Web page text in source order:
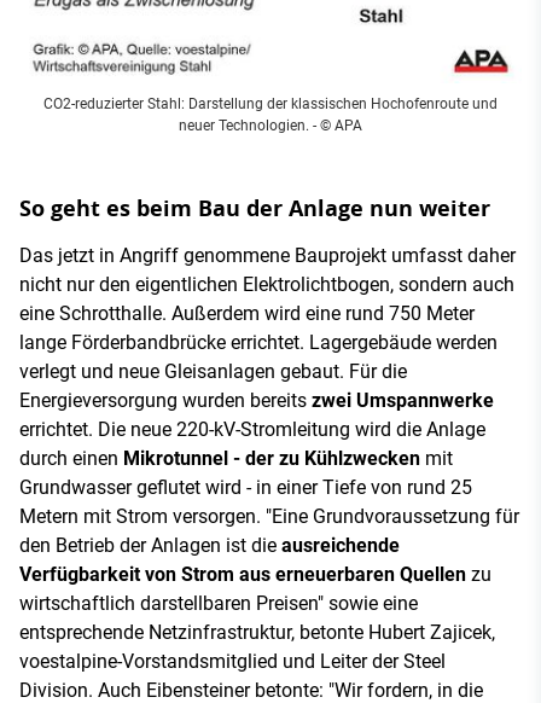
CO2-reduzierter Stahl: Darstellung der klassischen Hochofenroute und
neuer Technologien. - © APA
So geht es beim Bau der Anlage nun weiter
Das jetzt in Angriff genommene Bauprojekt umfasst daher
nicht nur den eigentlichen Elektrolichtbogen, sondern auch
eine Schrotthalle. Außerdem wird eine rund 750 Meter
lange Förderbandbrücke errichtet. Lagergebäude werden
verlegt und neue Gleisanlagen gebaut. Für die
Energieversorgung wurden bereits zwei Umspannwerke
errichtet. Die neue 220-kV-Stromleitung wird die Anlage
durch einen Mikrotunnel - der zu Kühlzwecken mit
Grundwasser geflutet wird - in einer Tiefe von rund 25
Metern mit Strom versorgen. "Eine Grundvoraussetzung für
den Betrieb der Anlagen ist die ausreichende
Verfügbarkeit von Strom aus erneuerbaren Quellen zu
wirtschaftlich darstellbaren Preisen" sowie eine
entsprechende Netzinfrastruktur, betonte Hubert Zajicek,
voestalpine-Vorstandsmitglied und Leiter der Steel
Division. Auch Eibensteiner betonte: "Wir fordern, in die